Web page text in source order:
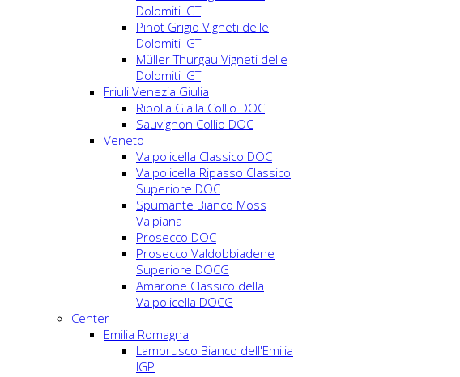
Dolomiti IGT
Pinot Grigio Vigneti delle
Dolomiti IGT
Müller Thurgau Vigneti delle
Dolomiti IGT
Friuli Venezia Giulia
Ribolla Gialla Collio DOC
Sauvignon Collio DOC
Veneto
Valpolicella Classico DOC
Valpolicella Ripasso Classico
Superiore DOC
Spumante Bianco Moss
Valpiana
Prosecco DOC
Prosecco Valdobbiadene
Superiore DOCG
Amarone Classico della
Valpolicella DOCG
Center
Emilia Romagna
Lambrusco Bianco dell'Emilia
IGP